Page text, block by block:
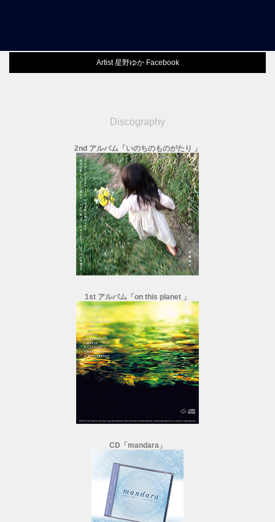
Artist 星野ゆか Facebook
Discography
2nd アルバム「いのちのものがたり 」
1st アルバム「on this planet 」
CD「mandara」